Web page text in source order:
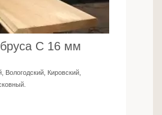
C 16 мм
Вологодский, Кировский,